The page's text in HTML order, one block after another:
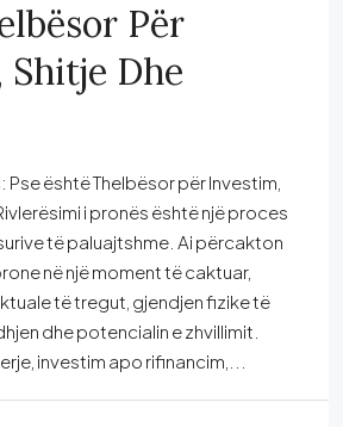
Për
Dhe
Pse është Thelbësor për Investim,
i pronës është një proces
të paluajtshme. Ai përcakton
në një moment të caktuar,
të tregut, gjendjen fizike të
dhe potencialin e zhvillimit.
investim apo rifinancim,...